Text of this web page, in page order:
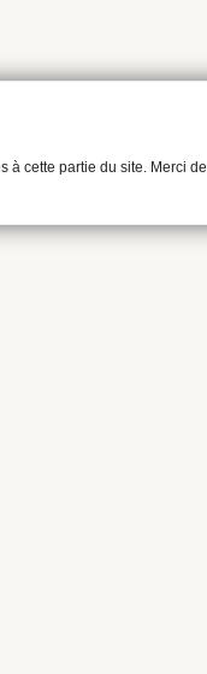
à cette partie du site. Merci de